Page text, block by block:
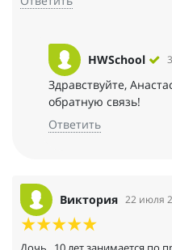
HWSchool
Здравствуйте,
обратную связь!
Ответить
Виктория 22 июля